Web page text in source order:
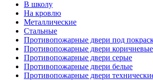
В школу
На кровлю
Металлические
Стальные
Противопожарные двери под
Противопожарные двери коричневые
Противопожарные двери серые
Противопожарные двери белые
Противопожарные двери